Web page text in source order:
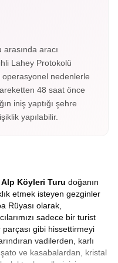
Heidi’nin evi, müzesi
aracı
Lahey Protokolü
nedenlerle
48 saat önce
iniş yaptığı şehre
yapılabilir.
Köyleri Turu doğanın
etmek isteyen gezginler
Rüyası olarak,
sadece bir turist
gibi hissettirmeyi
vadilerden, karlı
ve kasabalardan, kristal